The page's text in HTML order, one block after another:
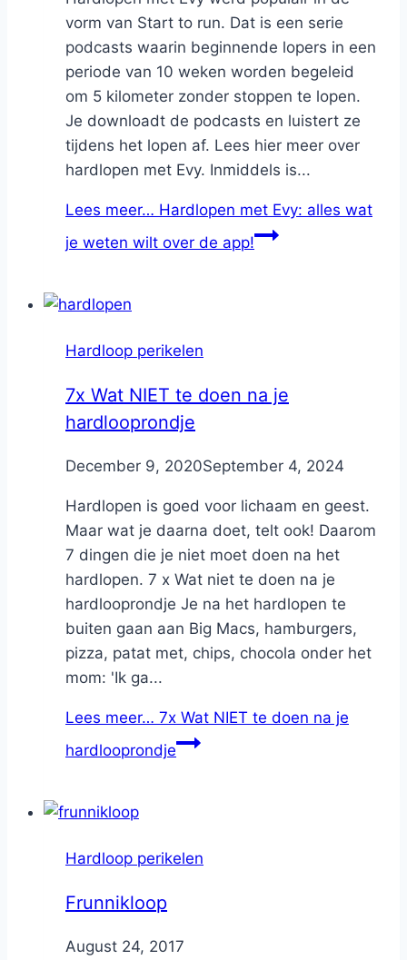
vorm van Start to run. Dat is een serie
podcasts waarin beginnende lopers in een
periode van 10 weken worden begeleid
om 5 kilometer zonder stoppen te lopen.
Je downloadt de podcasts en luistert ze
tijdens het lopen af. Lees hier meer over
hardlopen met Evy. Inmiddels is...
Lees meer… Hardlopen met Evy: alles wat
je weten wilt over de app!
Hardloop perikelen
7x Wat NIET te doen na je
hardlooprondje
ByNicole
December 9, 2020September 4, 2024
Hardlopen is goed voor lichaam en geest.
Maar wat je daarna doet, telt ook! Daarom
7 dingen die je niet moet doen na het
hardlopen. 7 x Wat niet te doen na je
hardlooprondje Je na het hardlopen te
buiten gaan aan Big Macs, hamburgers,
pizza, patat met, chips, chocola onder het
mom: 'Ik ga...
Lees meer… 7x Wat NIET te doen na je
hardlooprondje
Hardloop perikelen
Frunnikloop
ByNicole
August 24, 2017